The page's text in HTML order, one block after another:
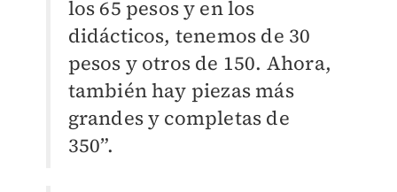
los 65 pesos y en los
didácticos, tenemos de 30
pesos y otros de 150. Ahora,
también hay piezas más
grandes y completas de
350”.